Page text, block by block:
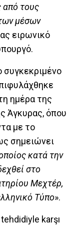
από τους
μέσων
ειρωνικό
συγκεκριμένο
ημέρα της
Άγκυρας, όπου
με το
σημειώνει
κατά την
στο
Μεχτέρ,
Τύπο».
karşı